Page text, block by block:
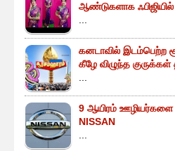
ஆண்டுகளாக
...
கனடாவில் இடம்பெற்ற
கீழே விழுந்த குருக்கள்
...
9 ஆயிரம் ஊழியர்களை
NISSAN
...